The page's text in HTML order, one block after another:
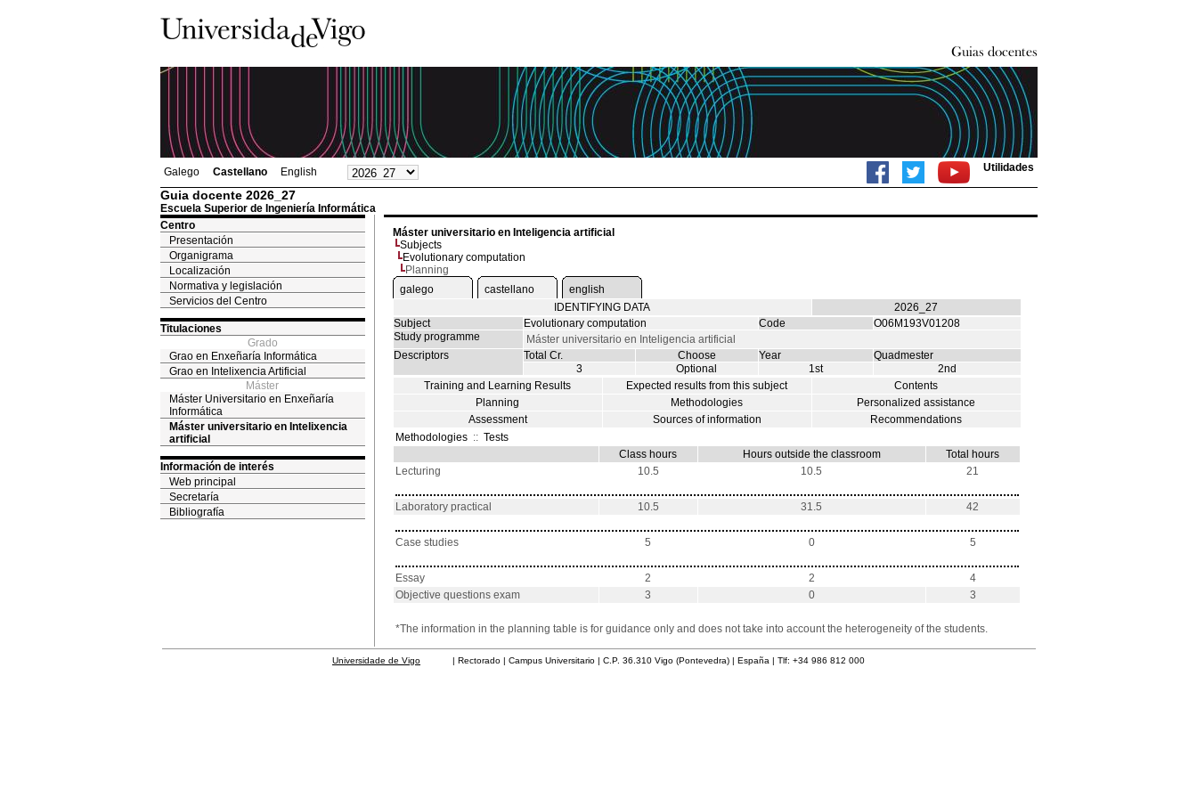
Galego Castellano English Utilidades
Guia docente 2026_27
Escuela Superior de Ingeniería Informática
Centro
Presentación
Organigrama
Localización
Normativa y legislación
Servicios del Centro
Titulaciones
Grado
Grao en Enxeñaría Informática
Grao en Intelixencia Artificial
Máster
Máster Universitario en Enxeñaría
Informática
Máster universitario en Intelixencia
artificial
Información de interés
Web principal
Secretaría
Bibliografía
Máster universitario en Inteligencia artificial
Subjects
Evolutionary computation
Planning
galego
castellano
english
IDENTIFYING DATA
2026_27
Subject
Evolutionary computation Code
O06M193V01208
Study programme
Máster universitario en Inteligencia artificial
Descriptors
Total Cr. Choose Year
Quadmester
3
Optional 1st
2nd
Training and Learning Results
Expected results from this subject
Contents
Planning
Methodologies
Personalized assistance
Assessment
Sources of information
Recommendations
Methodologies:: Tests
Class hours
Hours outside the classroom
Total hours
Lecturing
10.5 10.5 21
Laboratory practical 10.5 31.5 42
Case studies 5 0 5
Essay 2 2
4
Objective questions exam
3 0 3
*The information in the planning table is for guidance only and does not take into account the heterogeneity of the students.
Universidade de Vigo | Rectorado | Campus Universitario | C.P. 36.310 Vigo (Pontevedra) | España | Tlf: +34 986 812 000